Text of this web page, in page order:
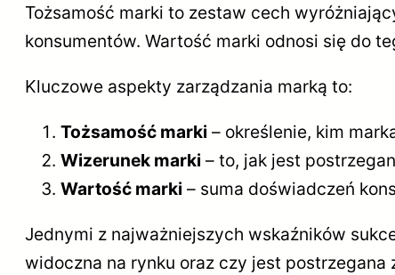
Tożsamość marki to zestaw cech
konsumentów. Wartość marki odnosi się do
Kluczowe aspekty zarządzania marką to:
Tożsamość marki – określenie, kim
Wizerunek marki – to, jak jest
Wartość marki – suma doświadczeń
Jednymi z najważniejszych wskaźników
widoczna na rynku oraz czy jest